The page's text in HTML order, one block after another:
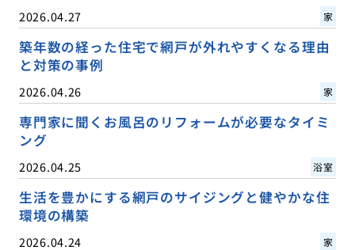
2026.04.27 家
築年数の経った住宅で網戸が外れやすくなる理由
と対策の事例
2026.04.26 家
専門家に聞くお風呂のリフォームが必要なタイミ
ング
2026.04.25 浴室
生活を豊かにする網戸のサイジングと健やかな住
環境の構築
2026.04.24 家